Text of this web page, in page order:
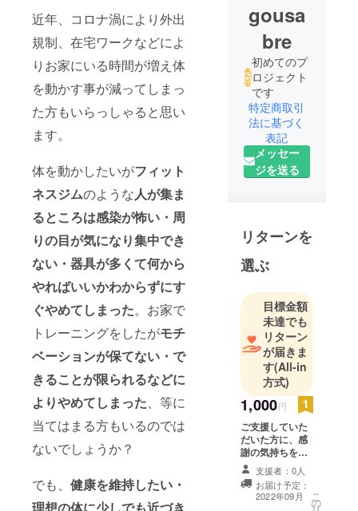
近年、コロナ渦により外出
規制、在宅ワークなどによ
りお家にいる時間が増え体
を動かす事が減ってしまっ
た方もいらっしゃると思い
ます。
体を動かしたいがフィット
ネスジムのような人が集ま
るところは感染が怖い・周
りの目が気になり集中でき
ない・器具が多くて何から
やればいいかわからずにす
ぐやめてしまった。お家で
トレーニングをしたがモチ
ベーションが保てない・で
きることが限られるなどに
よりやめてしまった、等に
当てはまる方もいるのでは
ないでしょうか？
でも、 健康を維持したい・
gousa
bre
初めてのプ
ロジェクト
です
特定商取引
法に基づく
表記
メッセー
ジを送る
リターンを
選ぶ
目標金額
未達でも
リターン
が届きま
す(All-in
方式)
1,000円
ご支援していた
だいた方に、感
謝の気持ちを精
一杯込めたお礼
のメールを送ら
せていただきま
す。
支援者：0人
お届け予定：
2022年09月
こ
の